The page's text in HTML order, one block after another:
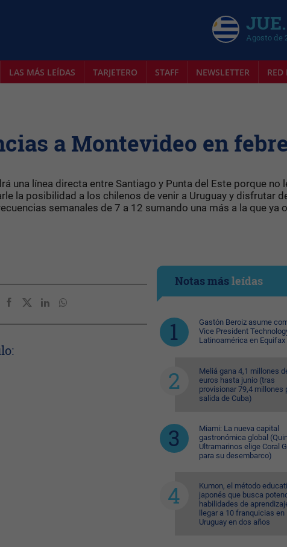
Agosto de
LAS MÁS LEÍDAS TARJETERO STAFF NEWSLETTER
a Montevideo en
una línea directa entre Santiago y Punta del Este porque no
la posibilidad a los chilenos de venir a Uruguay y disfrutar
semanales de 7 a 12 sumando una más a la que ya
Notas másleídas
Gastón Beroiz asume
Vice President
Latinoamérica en Equifax
Meliá gana 4,1 millones
euros hasta junio (tras
provisionar 79,4 millones
salida de Cuba)
Miami: La nueva capital
gastronómica global
Ultramarinos elige Coral
para su desembarco)
Kumon, el método
japonés que busca
habilidades de
llegar a 10 franquicias en
Uruguay en dos años